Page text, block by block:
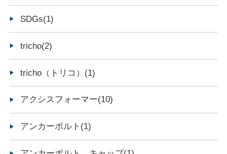
SDGs(1)
tricho(2)
tricho（トリコ）(1)
アクシスフォーマー(10)
アンカーボルト(1)